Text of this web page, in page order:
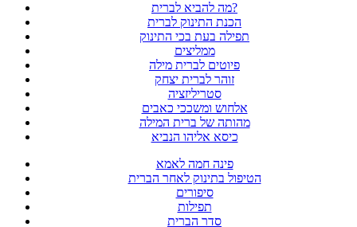
מה להביא לברית?
הכנת התינוק לברית
תפילה בעת בכי התינוק
ממליצים
פיוטים לברית מילה
זוהר לברית יצחק
סטריליזציה
אלחוש ומשככי כאבים
מהותה של ברית המילה
כיסא אליהו הנביא
פינה חמה לאמא
הטיפול בתינוק לאחר הברית
סיפורים
תפילות
סדר הברית